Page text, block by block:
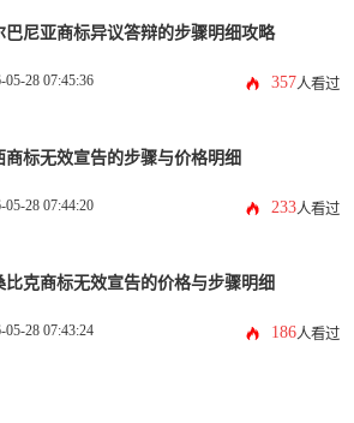
巴尼亚商标异议答辩的步骤明细攻略
05-28 07:45:36 357人看过
商标无效宣告的步骤与价格明细
05-28 07:44:20 233人看过
比克商标无效宣告的价格与步骤明细
05-28 07:43:24 186人看过